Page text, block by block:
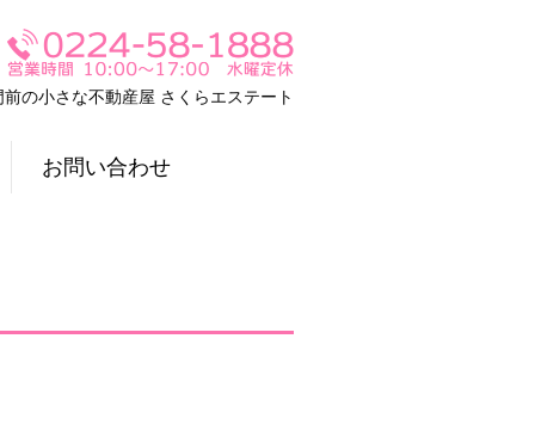
の小さな不動産屋 さくらエステート
お問い合わせ